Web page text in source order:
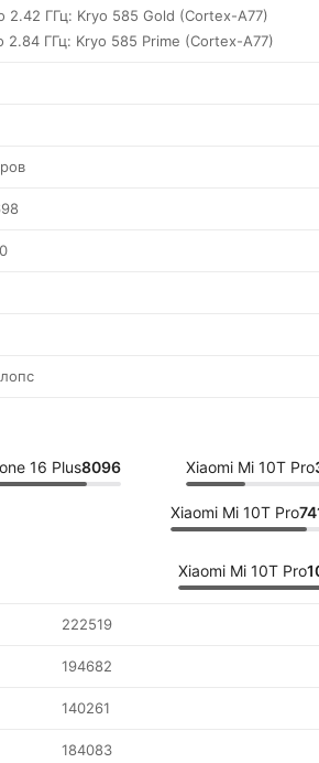
2.42 ГГц: Kryo 585 Gold (Cortex-A77)
2.84 ГГц: Kryo 585 Prime (Cortex-A77)
16 Plus8096 Xiaomi Mi 10T Pro
Xiaomi Mi 10T Pro
Xiaomi Mi 10T Pro
222519
194682
140261
184083